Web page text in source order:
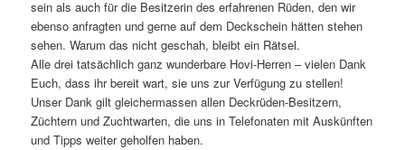
sein als auch für die Besitzerin des erfahrenen Rüden, den wir
ebenso anfragten und gerne auf dem Deckschein hätten stehen
sehen. Warum das nicht geschah, bleibt ein Rätsel.
Alle drei tatsächlich ganz wunderbare Hovi-Herren – vielen Dank
Euch, dass ihr bereit wart, sie uns zur Verfügung zu stellen!
Unser Dank gilt gleichermassen allen Deckrüden-Besitzern,
Züchtern und Zuchtwarten, die uns in Telefonaten mit Auskünften
und Tipps weiter geholfen haben.